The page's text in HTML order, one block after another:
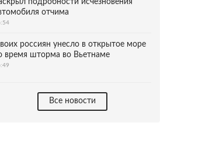
подробности исчезновения
отчима
россиян унесло в открытое море
время шторма во Вьетнаме
Все новости